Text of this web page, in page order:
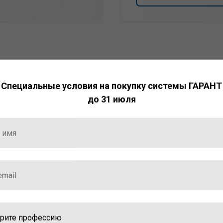
победителем
интеллект»
и инструменты
работы с ней.
Специальные условия на покупку системы ГАРАНТ
до 31 июля